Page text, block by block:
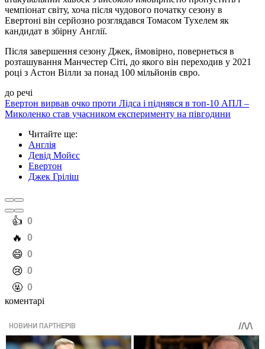
чемпіонат світу, хоча після чудового початку сезону в
Евертоні він серйозно розглядався Томасом Тухелем як
кандидат в збірну Англії.
Після завершення сезону Джек, ймовірно, повернеться в
розташування Манчестер Сіті, до якого він переходив у 2021
році з Астон Вілли за понад 100 мільйонів євро.
до речі
Евертон вирвав очко проти Лідса і піднявся в топ-10 АПЛ –
Миколенко став учасником експерименту на півгодини
Читайте ще:
Англія
Девід Мойєс
Евертон
Джек Гріліш
️👍 0
️🔥 0
️😄 0
️😢 0
️🤬 0
коментарі